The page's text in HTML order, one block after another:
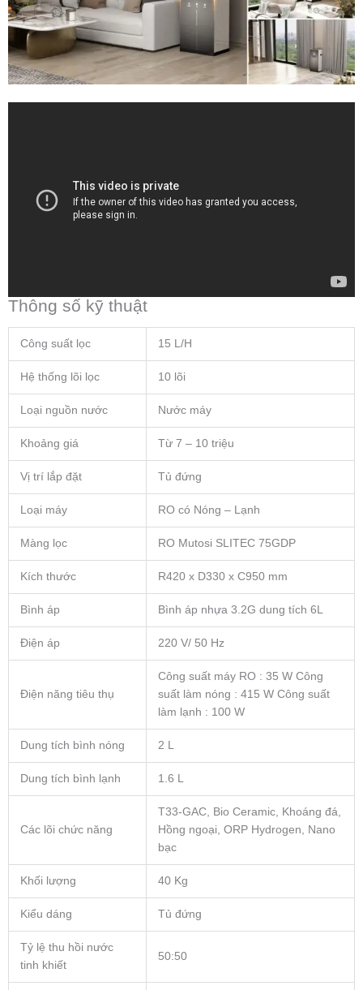
Thông số kỹ thuật
Công suất lọc 15 L/H
Hệ thống lõi lọc 10 lõi
Loại nguồn nước Nước máy
Khoảng giá Từ 7 – 10 triệu
Vị trí lắp đặt Tủ đứng
Loại máy RO có Nóng – Lạnh
Màng lọc RO Mutosi SLITEC 75GDP
Kích thước R420 x D330 x C950 mm
Bình áp Bình áp nhựa 3.2G dung tích 6L
Điện áp 220 V/ 50 Hz
Điện năng tiêu thụ
Công suất máy RO : 35 W Công
suất làm nóng : 415 W Công suất
làm lạnh : 100 W
Dung tích bình nóng 2 L
Dung tích bình lạnh 1.6 L
Các lõi chức năng
T33-GAC, Bio Ceramic, Khoáng đá,
Hồng ngoại, ORP Hydrogen, Nano
bạc
Khối lượng 40 Kg
Kiểu dáng Tủ đứng
Tỷ lệ thu hồi nước
tinh khiết
50:50